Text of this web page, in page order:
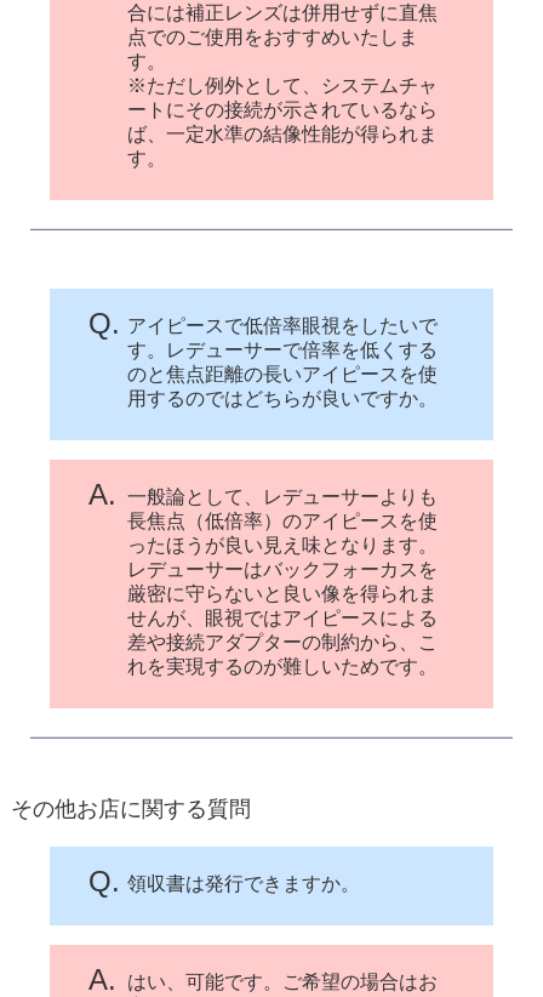
合には補正レンズは併用せずに直焦
点でのご使用をおすすめいたしま
す。
※ただし例外として、システムチャ
ートにその接続が示されているなら
ば、一定水準の結像性能が得られま
す。
Q. アイピースで低倍率眼視をしたいで
す。レデューサーで倍率を低くする
のと焦点距離の長いアイピースを使
用するのではどちらが良いですか。
A.
一般論として、レデューサーよりも
長焦点（低倍率）のアイピースを使
ったほうが良い見え味となります。
レデューサーはバックフォーカスを
厳密に守らないと良い像を得られま
せんが、眼視ではアイピースによる
差や接続アダプターの制約から、こ
れを実現するのが難しいためです。
その他お店に関する質問
Q. 領収書は発行できますか。
A.
はい、可能です。ご希望の場合はお